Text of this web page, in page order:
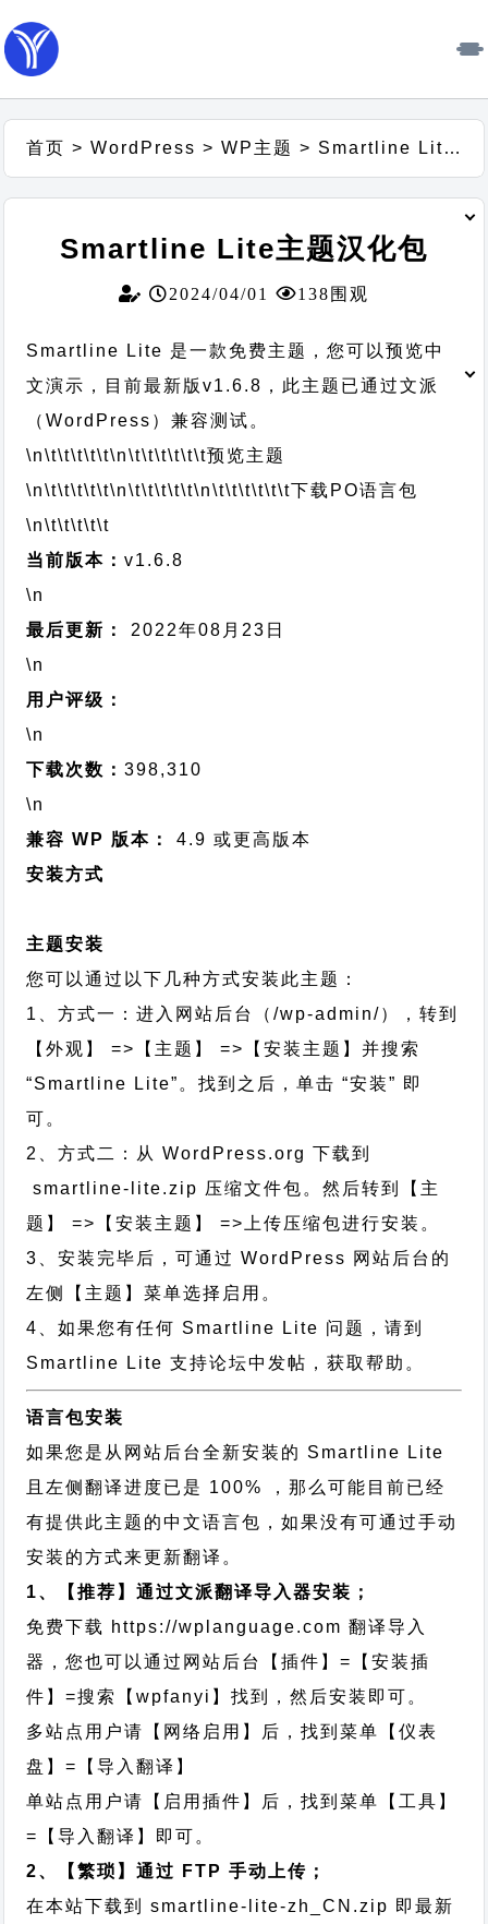
首页 >WordPress >WP主题 > Smartline Lite主题汉化包
Smartline Lite主题汉化包
2024/04/01 138围观
Smartline Lite 是一款免费主题，您可以预览中
文演示，目前最新版v1.6.8，此主题已通过文派
（WordPress）兼容测试。
\n\t\t\t\t\t\n\t\t\t\t\t\t预览主题
\n\t\t\t\t\t\n\t\t\t\t\t\n\t\t\t\t\t\t下载PO语言包
\n\t\t\t\t\t
当前版本：v1.6.8
\n
最后更新：
2022年08月23日
\n
用户评级：
\n
下载次数：398,310
\n
兼容 WP 版本：
4.9 或更高版本
安装方式
主题安装
您可以通过以下几种方式安装此主题：
1、方式一：进入网站后台（/wp-admin/），转到
【外观】 =>【主题】 =>【安装主题】并搜索
“Smartline Lite”。找到之后，单击 “安装” 即
可。
2、方式二：从 WordPress.org 下载到
smartline-lite.zip 压缩文件包。然后转到【主
题】 =>【安装主题】 =>上传压缩包进行安装。
3、安装完毕后，可通过 WordPress 网站后台的
左侧【主题】菜单选择启用。
4、如果您有任何 Smartline Lite 问题，请到
Smartline Lite 支持论坛中发帖，获取帮助。
语言包安装
如果您是从网站后台全新安装的 Smartline Lite
且左侧翻译进度已是 100% ，那么可能目前已经
有提供此主题的中文语言包，如果没有可通过手动
安装的方式来更新翻译。
1、【推荐】通过文派翻译导入器安装；
免费下载 https://wplanguage.com 翻译导入
器，您也可以通过网站后台【插件】=【安装插
件】=搜索【wpfanyi】找到，然后安装即可。
多站点用户请【网络启用】后，找到菜单【仪表
盘】=【导入翻译】
单站点用户请【启用插件】后，找到菜单【工具】
=【导入翻译】即可。
2、【繁琐】通过 FTP 手动上传；
在本站下载到smartline-lite-zh_CN.zip 即最新